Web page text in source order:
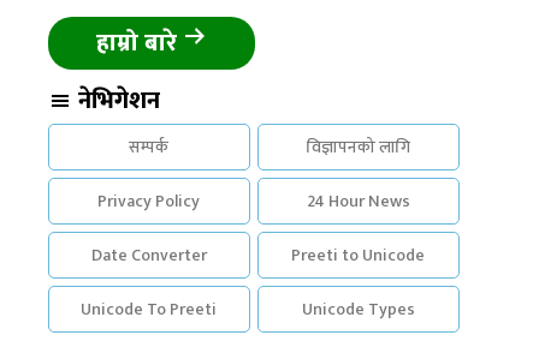
हाम्रो बारे
नेभिगेशन
सम्पर्क
विज्ञापनको लागि
Privacy Policy
24 Hour News
Date Converter
Preeti to Unicode
Unicode To Preeti
Unicode Types